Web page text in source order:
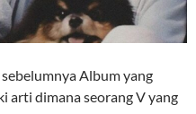
Album yang
arti dimana seorang V yang